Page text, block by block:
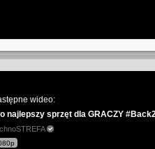
wideo:
najlepszy sprzęt dla GRACZY